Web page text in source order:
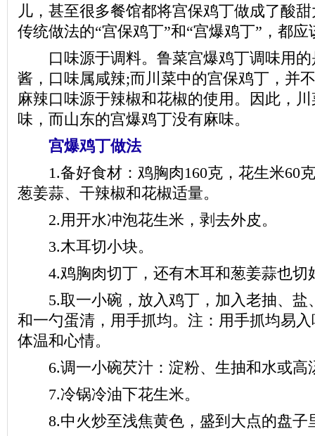
儿，甚至很多餐馆都将宫保鸡丁做成了酸
传统做法的“宫保鸡丁”和“宫爆鸡丁”，都
口味源于调料。鲁菜宫爆鸡丁调味用的
酱，口味属咸辣;而川菜中的宫保鸡丁，并
麻辣口味源于辣椒和花椒的使用。因此，
味，而山东的宫爆鸡丁没有麻味。
宫爆鸡丁做法
1.备好食材：鸡胸肉160克，花生米60
葱姜蒜、干辣椒和花椒适量。
2.用开水冲泡花生米，剥去外皮。
3.木耳切小块。
4.鸡胸肉切丁，还有木耳和葱姜蒜也切
5.取一小碗，放入鸡丁，加入老抽、盐
和一勺蛋清，用手抓均。注：用手抓均易
体温和心情。
6.调一小碗芡汁：淀粉、生抽和水或高
7.冷锅冷油下花生米。
8.中火炒至浅焦黄色，盛到大点的盘子